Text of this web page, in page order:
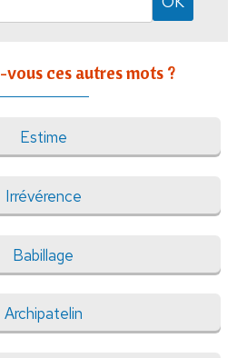
ces autres mots ?
Estime
Irrévérence
Babillage
Archipatelin